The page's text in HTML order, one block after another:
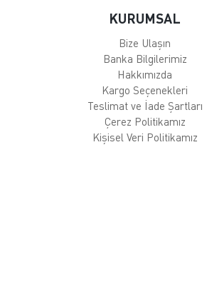
KURUMSAL
Bize Ulaşın
Banka Bilgilerimiz
Hakkımızda
Kargo Seçenekleri
Teslimat ve İade Şartları
Çerez Politikamız
Kişisel Veri Politikamız